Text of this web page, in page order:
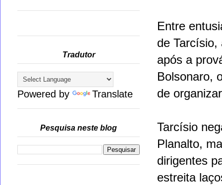
Entre
de Tarcísio,
após a
Bolsonaro,
de
Tarcísio
Planalto,
dirigentes
estreita
Tradutor
Powered by Translate
Pesquisa neste blog